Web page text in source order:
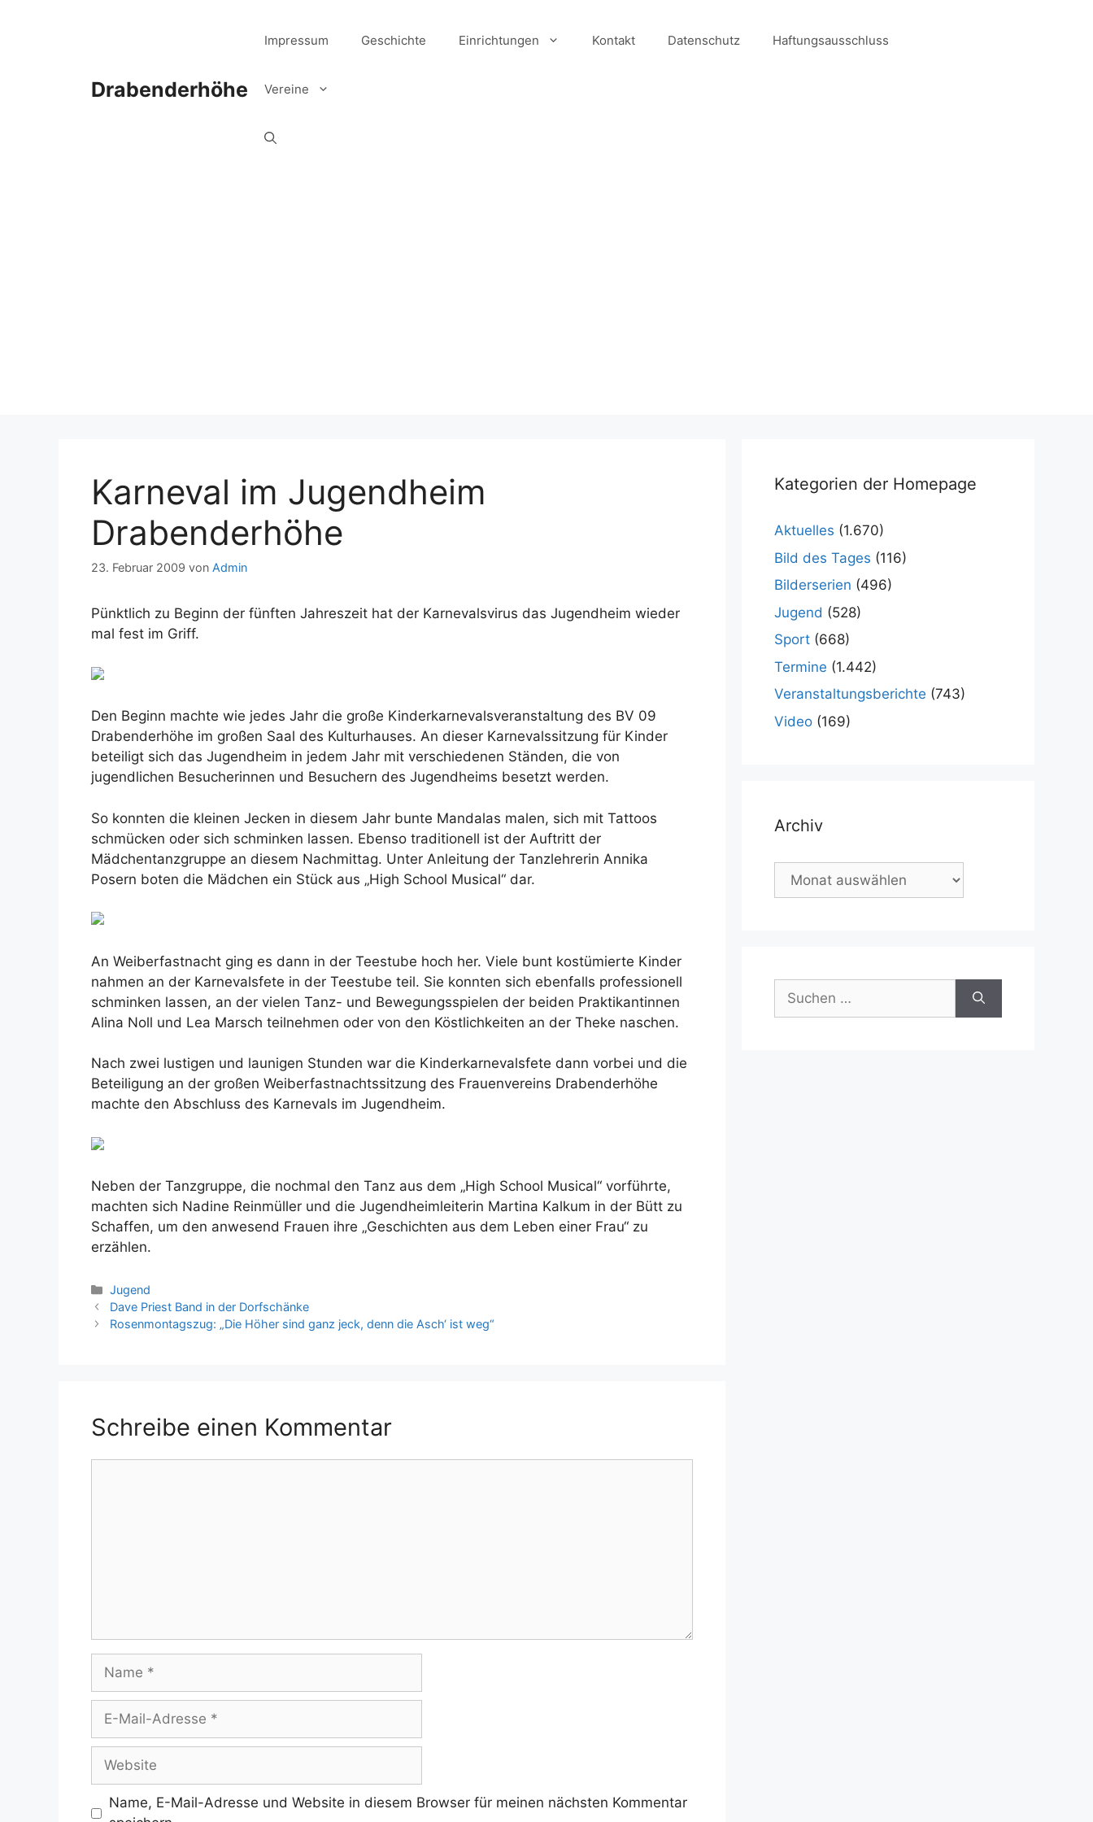
Drabenderhöhe
Impressum Geschichte Einrichtungen Kontakt Datenschutz Haftungsausschluss
Vereine
Karneval im Jugendheim
Drabenderhöhe
23. Februar 2009 von Admin
Pünktlich zu Beginn der fünften Jahreszeit hat der Karnevalsvirus das Jugendheim wieder
mal fest im Griff.
Den Beginn machte wie jedes Jahr die große Kinderkarnevalsveranstaltung des BV 09
Drabenderhöhe im großen Saal des Kulturhauses. An dieser Karnevalssitzung für Kinder
beteiligt sich das Jugendheim in jedem Jahr mit verschiedenen Ständen, die von
jugendlichen Besucherinnen und Besuchern des Jugendheims besetzt werden.
So konnten die kleinen Jecken in diesem Jahr bunte Mandalas malen, sich mit Tattoos
schmücken oder sich schminken lassen. Ebenso traditionell ist der Auftritt der
Mädchentanzgruppe an diesem Nachmittag. Unter Anleitung der Tanzlehrerin Annika
Posern boten die Mädchen ein Stück aus „High School Musical“ dar.
An Weiberfastnacht ging es dann in der Teestube hoch her. Viele bunt kostümierte Kinder
nahmen an der Karnevalsfete in der Teestube teil. Sie konnten sich ebenfalls professionell
schminken lassen, an der vielen Tanz- und Bewegungsspielen der beiden Praktikantinnen
Alina Noll und Lea Marsch teilnehmen oder von den Köstlichkeiten an der Theke naschen.
Nach zwei lustigen und launigen Stunden war die Kinderkarnevalsfete dann vorbei und die
Beteiligung an der großen Weiberfastnachtssitzung des Frauenvereins Drabenderhöhe
machte den Abschluss des Karnevals im Jugendheim.
Neben der Tanzgruppe, die nochmal den Tanz aus dem „High School Musical“ vorführte,
machten sich Nadine Reinmüller und die Jugendheimleiterin Martina Kalkum in der Bütt zu
Schaffen, um den anwesend Frauen ihre „Geschichten aus dem Leben einer Frau“ zu
erzählen.
Kategorien
Jugend
Dave Priest Band in der Dorfschänke
Rosenmontagszug: „Die Höher sind ganz jeck, denn die Asch‘ ist weg“
Schreibe einen Kommentar
Name
Adresse
Website
Name, E-Mail-Adresse und Website in diesem Browser für meinen nächsten Kommentar
Kategorien der Homepage
Aktuelles (1.670)
Bild des Tages (116)
Bilderserien (496)
Jugend (528)
Sport (668)
Termine (1.442)
Veranstaltungsberichte (743)
Video (169)
Archiv
Archiv
nach: